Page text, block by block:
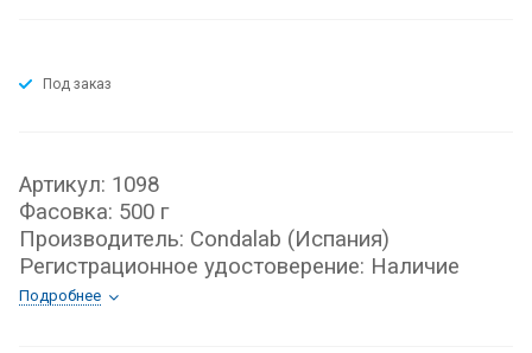
Под заказ
Артикул: 1098
Фасовка: 500 г
Производитель: Condalab (Испания)
Регистрационное удостоверение: Наличие
Подробнее